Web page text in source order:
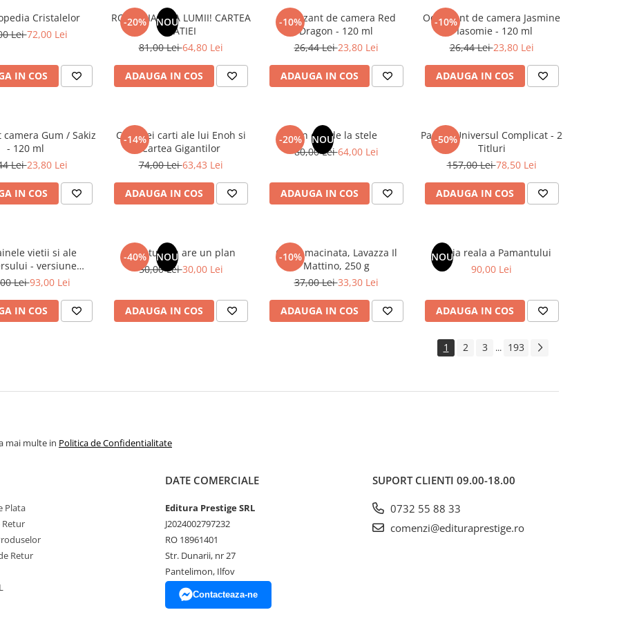
Cristalelor
Lei72,00 Lei
IN COS
-20% NOU
ROMANIA, AXA LUMII! CARTEA
NATIEI
81,00 Lei64,80 Lei
ADAUGA IN COS
-10%
Odorizant de camera Red
Dragon - 120 ml
26,44 Lei23,80 Lei
ADAUGA IN COS
-10%
Odorizant de camera Jasmine
/ Iasomie - 120 ml
26,44 Lei23,80 Lei
ADAUGA IN COS
Gum / Sakiz
- 120 ml
Lei23,80 Lei
IN COS
-14%
Cele trei carti ale lui Enoh si
Cartea Gigantilor
74,00 Lei63,43 Lei
ADAUGA IN COS
-20% NOU
Un dar de la stele
80,00 Lei64,00 Lei
ADAUGA IN COS
-50%
Pachet Universul Complicat - 2
Titluri
157,00 Lei78,50 Lei
ADAUGA IN COS
vietii si ale
- versiune
1939. Volumele I-
Lei93,00 Lei
IN COS
-40% NOU
Sufletul tau are un plan
50,00 Lei30,00 Lei
ADAUGA IN COS
-10%
Cafea macinata, Lavazza Il
Mattino, 250 g
37,00 Lei33,30 Lei
ADAUGA IN COS
NOU
Istoria reala a Pamantului
90,00 Lei
ADAUGA IN COS
1 2 3 ... 193
mai multe in Politica de Confidentialitate
Plata
Retur
Retur
DATE COMERCIALE
Editura Prestige SRL
J2024002797232
RO 18961401
Str. Dunarii, nr 27
Pantelimon, Ilfov
Contacteaza-ne
SUPORT CLIENTI 09.00-18.00
0732 55 88 33
comenzi@edituraprestige.ro